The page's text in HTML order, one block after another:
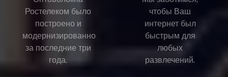
Ростелеком было
построено и
модернизированно
за последние три
года.
чтобы Ваш
интернет был
быстрым для
любых
развлечений.